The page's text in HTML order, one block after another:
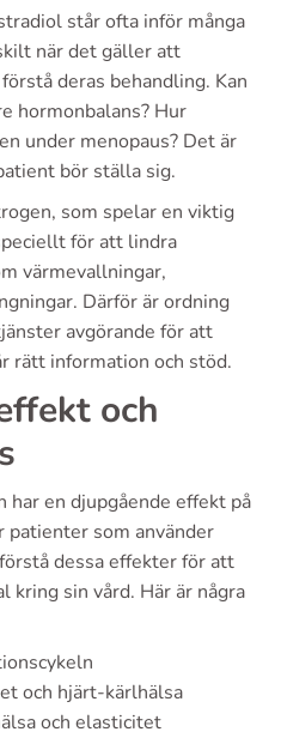
står ofta inför många
när det gäller att
deras behandling. Kan
hormonbalans? Hur
under menopaus? Det är
bör ställa sig.
som spelar en viktig
för att lindra
värmevallningar,
Därför är ordning
avgörande för att
rätt information och stöd.
och
en djupgående effekt på
som använder
dessa effekter för att
kring sin vård. Här är några
och hjärt-kärlhälsa
och elasticitet